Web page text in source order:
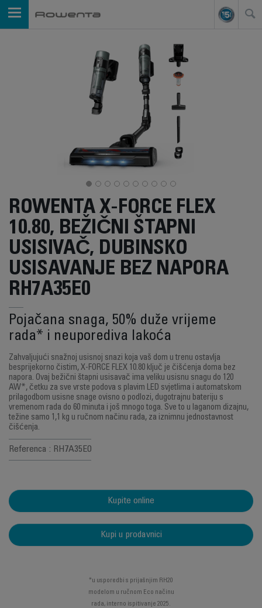
ROWENTA X-FORCE FLEX
10.80, BEŽIČNI ŠTAPNI
USISIVAČ, DUBINSKO
USISAVANJE BEZ NAPORA
RH7A35E0
Pojačana snaga, 50% duže vrijeme
rada* i neuporediva lakoća
Zahvaljujući snažnoj usisnoj snazi koja vaš dom u trenu ostavlja
besprijekorno čistim, X-FORCE FLEX 10.80 ključ je čišćenja doma bez
napora. Ovaj bežični štapni usisavač ima veliku usisnu snagu do 120
AW*, četku za sve vrste podova s plavim LED svjetlima i automatskom
prilagodbom usisne snage ovisno o podlozi, dugotrajnu bateriju s
vremenom rada do 60 minuta i još mnogo toga. Sve to u laganom dizajnu,
težine samo 1,1 kg u ručnom načinu rada, za iznimnu jednostavnost
čišćenja.
Referenca : RH7A35E0
Kupite online
Kupi u prodavnici
*u usporedbi s prijašnjim RH20
modelom u ručnom Eco načinu
rada, interno ispitivanje 2025.